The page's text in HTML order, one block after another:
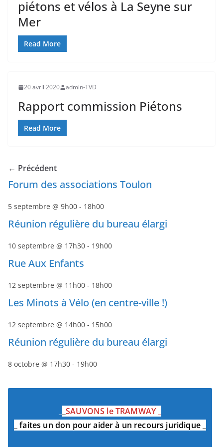
piétons et vélos à La Seyne sur
Mer
Read More
20 avril 2020 admin-TVD
Rapport commission Piétons
Read More
← Précédent
Forum des associations Toulon
5 septembre @ 9h00 - 18h00
Réunion régulière du bureau élargi
10 septembre @ 17h30 - 19h00
Rue Aux Enfants
12 septembre @ 11h00 - 18h00
Les Minots à Vélo (en centre-ville !)
12 septembre @ 14h00 - 15h00
Réunion régulière du bureau élargi
8 octobre @ 17h30 - 19h00
_SAUVONS le TRAMWAY_
_faites un don pour aider à un recours juridique_